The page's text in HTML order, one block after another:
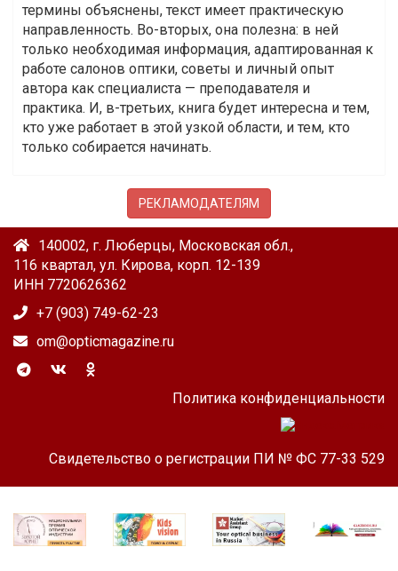
термины объяснены, текст имеет практическую
направленность. Во-вторых, она полезна: в ней
только необходимая информация, адаптированная к
работе салонов оптики, советы и личный опыт
автора как специалиста — преподавателя и
практика. И, в-третьих, книга будет интересна и тем,
кто уже работает в этой узкой области, и тем, кто
только собирается начинать.
РЕКЛАМОДАТЕЛЯМ
140002, г. Люберцы, Московская обл.,
116 квартал, ул. Кирова, корп. 12-139
ИНН 7720626362
+7 (903) 749-62-23
om@opticmagazine.ru
Политика конфиденциальности
Свидетельство о регистрации ПИ № ФС 77-33 529